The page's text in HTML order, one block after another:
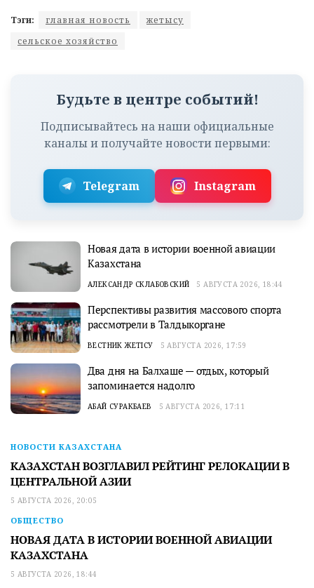
Тэги: главная новость
жетысу
сельское хозяйство
Будьте в центре событий!
Подписывайтесь на наши официальные
каналы и получайте новости первыми:
Telegram Instagram
Новая дата в истории военной авиации
Казахстана
АЛЕКСАНДР СКЛАБОВСКИЙ 5 АВГУСТА 2026, 18:44
Перспективы развития массового спорта
рассмотрели в Талдыкоргане
ВЕСТНИК ЖЕТІСУ 5 АВГУСТА 2026, 17:59
Два дня на Балхаше — отдых, который
запоминается надолго
АБАЙ СУРАКБАЕВ 5 АВГУСТА 2026, 17:11
НОВОСТИ КАЗАХСТАНА
КАЗАХСТАН ВОЗГЛАВИЛ РЕЙТИНГ РЕЛОКАЦИИ В
ЦЕНТРАЛЬНОЙ АЗИИ
5 АВГУСТА 2026, 20:05
ОБЩЕСТВО
НОВАЯ ДАТА В ИСТОРИИ ВОЕННОЙ АВИАЦИИ
КАЗАХСТАНА
5 АВГУСТА 2026, 18:44